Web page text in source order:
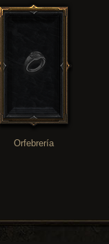
Orfebrería